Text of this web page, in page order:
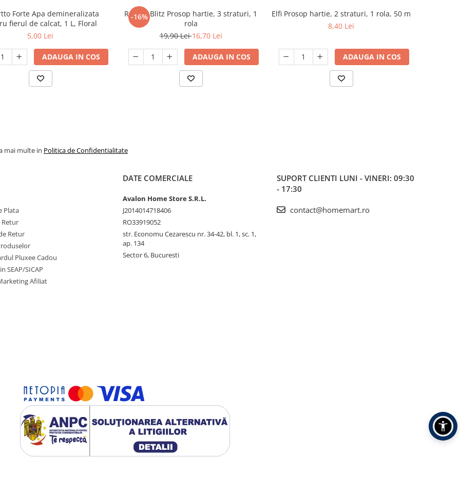
Forte Apa demineralizata
fierul de calcat, 1 L, Floral
5,00 Lei
ADAUGA IN COS
-16%
Regina Blitz Prosop hartie, 3 straturi, 1
rola
19,90 Lei16,70 Lei
ADAUGA IN COS
Elfi Prosop hartie, 2 straturi, 1 rola, 50 m
8,40 Lei
ADAUGA IN COS
mai multe in Politica de Confidentialitate
Plata
Retur
Retur
Pluxee Cadou
SEAP/SICAP
Afiliat
DATE COMERCIALE
Avalon Home Store S.R.L.
J2014014718406
RO33919052
str. Economu Cezarescu nr. 34-42, bl. 1, sc. 1,
ap. 134
Sector 6, Bucuresti
SUPORT CLIENTI LUNI - VINERI: 09:30
- 17:30
contact@homemart.ro